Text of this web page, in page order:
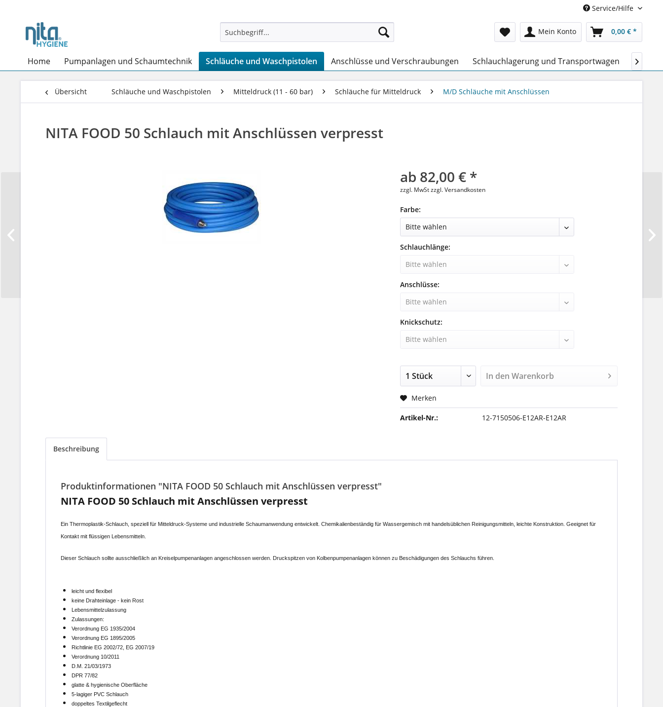
Service/Hilfe
Mein Konto 0,00 € *
Home Pumpanlagen und Schaumtechnik Schläuche und Waschpistolen Anschlüsse und Verschraubungen Schlauchlagerung und Transportwagen 
Übersicht Schläuche und Waschpistolen Mitteldruck (11 - 60 bar) Schläuche für Mitteldruck M/D Schläuche mit Anschlüssen
NITA FOOD 50 Schlauch mit Anschlüssen verpresst
ab 82,00 € *
zzgl. MwSt zzgl. Versandkosten
Farbe:
Schlauchlänge:
Anschlüsse:
Knickschutz:
In den Warenkorb
Merken
Artikel-Nr.: 12-7150506-E12AR-E12AR
Beschreibung
Produktinformationen "NITA FOOD 50 Schlauch mit Anschlüssen verpresst"
NITA FOOD 50 Schlauch mit Anschlüssen verpresst
Ein Thermoplastik-Schlauch, speziell für Mitteldruck-Systeme und industrielle Schaumanwendung entwickelt. Chemikalienbeständig für Wassergemisch mit handelsüblichen Reinigungsmitteln, leichte Konstruktion. Geeignet für
Kontakt mit flüssigen Lebensmitteln.
Dieser Schlauch sollte ausschließlich an Kreiselpumpenanlagen angeschlossen werden. Druckspitzen von Kolbenpumpenanlagen können zu Beschädigungen des Schlauchs führen.
leicht und flexibel
keine Drahteinlage - kein Rost
Lebensmittelzulassung
Zulassungen:
Verordnung EG 1935/2004
Verordnung EG 1895/2005
Richtlinie EG 2002/72, EG 2007/19
Verordnung 10/2011
D.M. 21/03/1973
DPR 77/82
glatte & hygienische Oberfläche
5-lagiger PVC Schlauch
doppeltes Textilgeflecht